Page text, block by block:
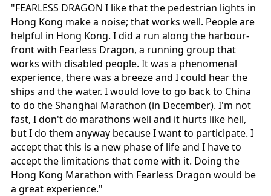
"FEARLESS DRAGON I like that the pedestrian lights in
Hong Kong make a noise; that works well. People are
helpful in Hong Kong. I did a run along the harbour-
front with Fearless Dragon, a running group that
works with disabled people. It was a phenomenal
experience, there was a breeze and I could hear the
ships and the water. I would love to go back to China
to do the Shanghai Marathon (in December). I'm not
fast, I don't do marathons well and it hurts like hell,
but I do them anyway because I want to participate. I
accept that this is a new phase of life and I have to
accept the limitations that come with it. Doing the
Hong Kong Marathon with Fearless Dragon would be
a great experience."